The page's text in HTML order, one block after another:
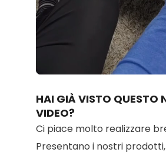
Loaded:
70.14%
HAI GIÀ VISTO QUESTO
VIDEO?
Ci piace molto realizzare
Presentano i nostri